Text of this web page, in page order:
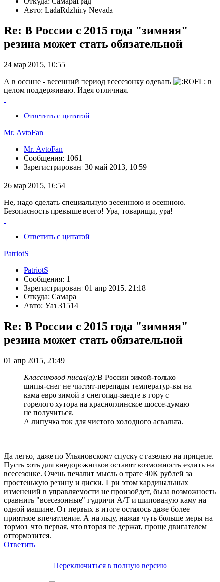
Авто: LadaRdzhiny Nevada
Re: В России с 2015 года "зимняя"
резина может стать обязательной
24 мар 2015, 10:55
А в осенне - весенний период всесезонку одевать
в
целом поддерживаю. Идея отличная.
Ответить с цитатой
Mr. AvtoFan
Mr. AvtoFan
Сообщения: 1061
Зарегистрирован: 30 май 2013, 10:59
26 мар 2015, 16:54
Не, надо сделать специальную весеннюю и осеннюю.
Безопасность превыше всего! Ура, товарищи, ура!
Ответить с цитатой
PatriotS
PatriotS
Сообщения: 1
Зарегистрирован: 01 апр 2015, 21:18
Откуда: Самара
Авто: Уаз 31514
Re: В России с 2015 года "зимняя"
резина может стать обязательной
01 апр 2015, 21:49
Классиковод писал(а):В России зимой-только
шипы-снег не чистят-перепады температур-вы на
кама евро зимой в снегопад-заедте в гору с
горелого хутора на красноглинское шоссе-думаю
не получиться.
А липучка ток для чистого холодного асвальта.
Да легко, даже по Ульяновскому спуску с газелью на прицепе.
Пусть хоть для внедорожников оставят возможность ездить на
всесезонке. Очень печалит мысль о трате 40К рублей за
простенькую резину и диски. При этом кардинальных
изменений в управляемости не произойдет, была возможность
сравнить "всесезонные" гудричи А/Т и шипованую каму на
одной машине. От первых в итоге осталось даже более
приятное впечатление. А на льду, нажав чуть больше меры на
тормоз, что первая, что вторая не держат, проще двигателем
оттормозится.
Ответить
Переключиться в полную версию